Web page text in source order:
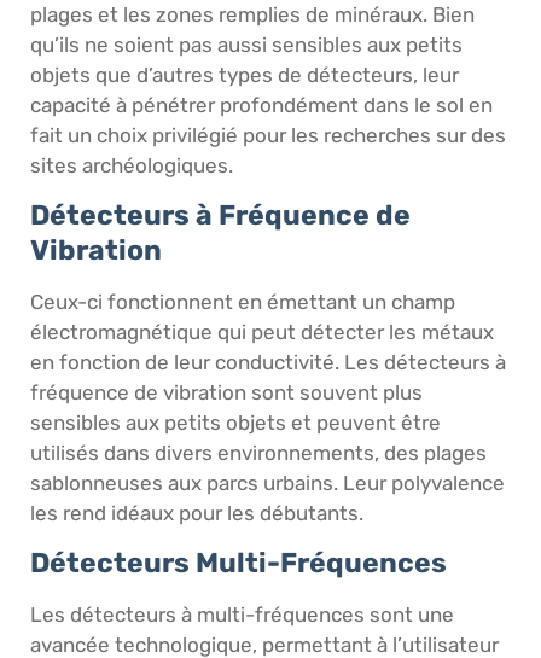
plages et les zones remplies de minéraux. Bien
qu’ils ne soient pas aussi sensibles aux petits
objets que d’autres types de détecteurs, leur
capacité à pénétrer profondément dans le sol en
fait un choix privilégié pour les recherches sur des
sites archéologiques.
Détecteurs à Fréquence de
Vibration
Ceux-ci fonctionnent en émettant un champ
électromagnétique qui peut détecter les métaux
en fonction de leur conductivité. Les détecteurs à
fréquence de vibration sont souvent plus
sensibles aux petits objets et peuvent être
utilisés dans divers environnements, des plages
sablonneuses aux parcs urbains. Leur polyvalence
les rend idéaux pour les débutants.
Détecteurs Multi-Fréquences
Les détecteurs à multi-fréquences sont une
avancée technologique, permettant à l’utilisateur